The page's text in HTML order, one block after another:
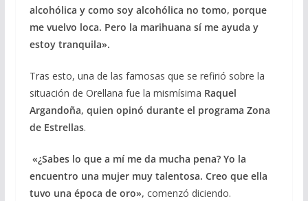
alcohólica y como soy alcohólica no tomo, porque
me vuelvo loca. Pero la marihuana sí me ayuda y
estoy tranquila».
Tras esto, una de las famosas que se refirió sobre la
situación de Orellana fue la mismísima Raquel
Argandoña, quien opinó durante el programa Zona
de Estrellas.
«¿Sabes lo que a mí me da mucha pena? Yo la
encuentro una mujer muy talentosa. Creo que ella
tuvo una época de oro», comenzó diciendo.